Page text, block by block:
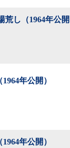
荒し（1964年公
年公開）
年公開）